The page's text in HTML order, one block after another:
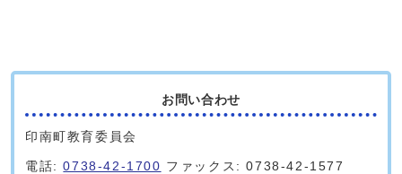
お問い合わせ
印南町教育委員会
電話:0738-42-1700 ファックス: 0738-42-1577